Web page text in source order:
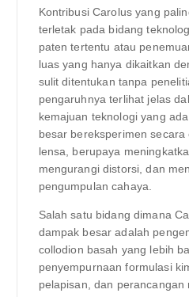
Kontribusi Carolus yang
terletak pada bidang
paten tertentu atau
luas yang hanya dikaitkan
sulit ditentukan tanpa
pengaruhnya terlihat jelas
kemajuan teknologi yang
besar bereksperimen
lensa, berupaya
mengurangi distorsi, dan
pengumpulan cahaya.
Salah satu bidang dimana
dampak besar adalah
collodion basah yang lebih
penyempurnaan formulasi
pelapisan, dan perancangan